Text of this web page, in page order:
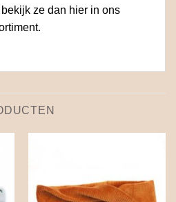
ze dan hier in ons